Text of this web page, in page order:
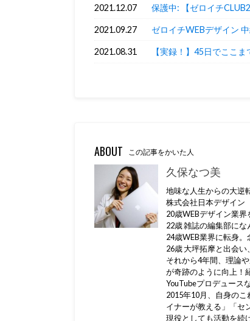
2021.12.07 保護中: 【ゼロイチ
2021.09.27 ゼロイチWEBデザイン
2021.08.31 【実録！】45日でここ
ABOUT この記事をかいた人
久保なつ美
地味な人生からの大逆
株式会社日本デザイン
20歳WEBデザイン業
22歳 雑誌の編集部に
24歳WEB業界に転身
26歳 大坪拓摩と出会
それから4年間、理論
が奇跡のように向上！
YouTubeプロデュース
2015年10月、自身の
イナーが教える」「セ
現役としても活動を続